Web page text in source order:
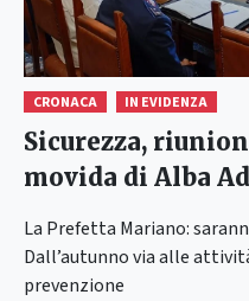
CRONACA IN EVIDENZA
Sicurezza,
movida di Alba
La Prefetta Mariano:
Dall’autunno via alle
prevenzione